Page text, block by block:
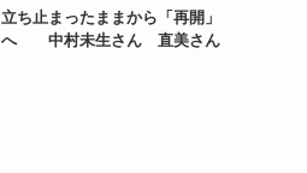
立ち止まったままから「再開」
へ 中村未生さん 直美さん